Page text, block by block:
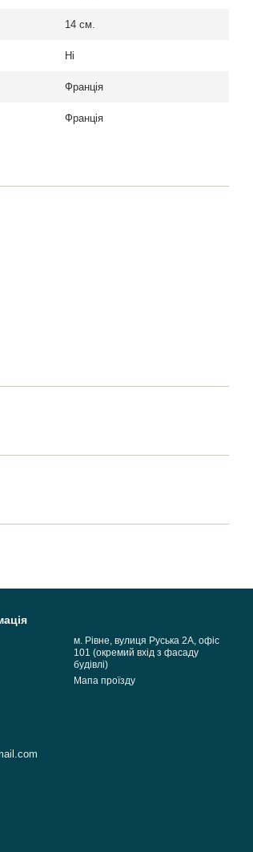
14 см.
Ні
Франція
Франція
м. Рівне, вулиця Руська 2А, офіс
101 (окремий вхід з фасаду
будівлі)
Мапа проїзду